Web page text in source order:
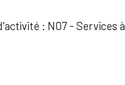
: N07 - Services